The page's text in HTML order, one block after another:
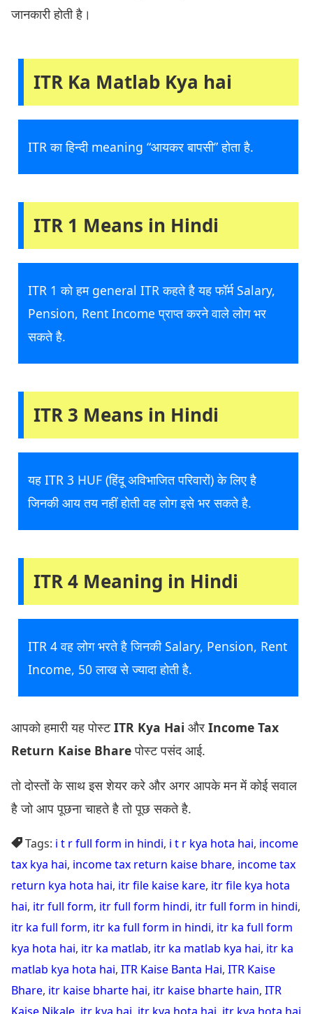
जानकारी होती है।
ITR Ka Matlab Kya hai
ITR का हिन्दी meaning “आयकर बापसी” होता है.
ITR 1 Means in Hindi
ITR 1 को हम general ITR कहते है यह फॉर्म Salary,
Pension, Rent Income प्राप्त करने वाले लोग भर
सकते है.
ITR 3 Means in Hindi
यह ITR 3 HUF (हिंदू अविभाजित परिवारों) के लिए है
जिनकी आय तय नहीं होती वह लोग इसे भर सकते है.
ITR 4 Meaning in Hindi
ITR 4 वह लोग भरते है जिनकी Salary, Pension, Rent
Income, 50 लाख से ज्यादा होती है.
आपको हमारी यह पोस्टITR Kya Hai और Income Tax
Return Kaise Bhareपोस्ट पसंद आई.
तो दोस्तों के साथ इस शेयर करे और अगर आपके मन में कोई सवाल
है जो आप पूछना चाहते है तो पूछ सकते है.
Tags: i t r full form in hindi, i t r kya hota hai, income
tax kya hai, income tax return kaise bhare, income tax
return kya hota hai, itr file kaise kare, itr file kya hota
hai, itr full form, itr full form hindi, itr full form in hindi,
itr ka full form, itr ka full form in hindi, itr ka full form
kya hota hai, itr ka matlab, itr ka matlab kya hai, itr ka
matlab kya hota hai, ITR Kaise Banta Hai, ITR Kaise
Bhare, itr kaise bharte hai, itr kaise bharte hain, ITR